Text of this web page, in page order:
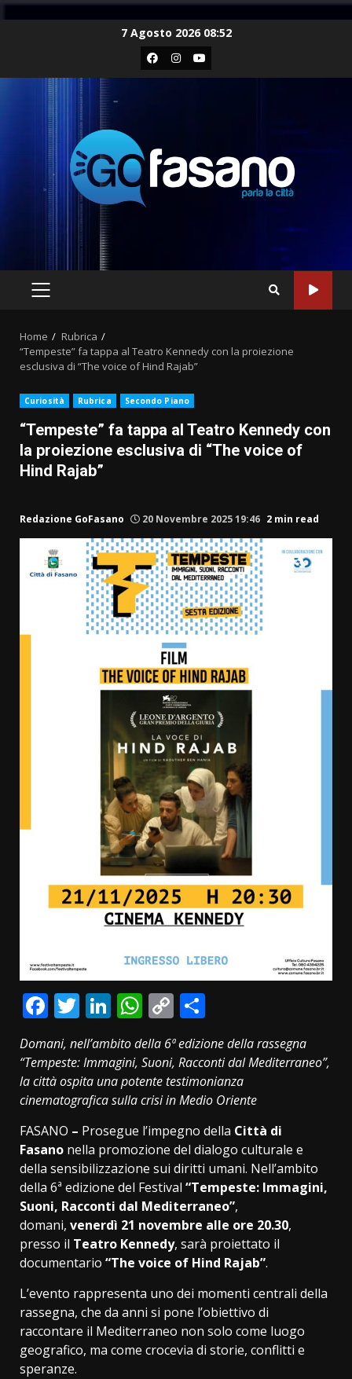
7 Agosto 2026 08:52
Facebook
Instagram
Youtube
PRIMARY
Home
Rubrica
“Tempeste” fa tappa al Teatro Kennedy con la proiezione
esclusiva di “The voice of Hind Rajab”
Curiosità Rubrica Secondo Piano
“Tempeste” fa tappa al Teatro Kennedy con
la proiezione esclusiva di “The voice of
Hind Rajab”
Redazione GoFasano 20 Novembre 2025 19:46 2 min read
Facebook
Twitter
LinkedIn
WhatsApp
Copy
Link
Domani, nell’ambito della 6ª edizione della rassegna
“Tempeste: Immagini, Suoni, Racconti dal Mediterraneo”,
la città ospita una potente testimonianza
cinematografica sulla crisi in Medio Oriente
FASANO – Prosegue l’impegno della Città di
Fasano nella promozione del dialogo culturale e
della sensibilizzazione sui diritti umani. Nell’ambito
della 6ª edizione del Festival “Tempeste: Immagini,
Suoni, Racconti dal Mediterraneo”,
domani, venerdì 21 novembre alle ore 20.30,
presso il Teatro Kennedy, sarà proiettato il
documentario “The voice of Hind Rajab”.
L’evento rappresenta uno dei momenti centrali della
rassegna, che da anni si pone l’obiettivo di
raccontare il Mediterraneo non solo come luogo
geografico, ma come crocevia di storie, conflitti e
speranze.